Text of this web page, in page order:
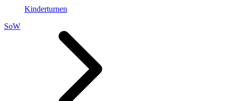
Kinderturnen
SoW